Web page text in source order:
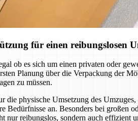
für einen reibungslosen
ob es sich um einen privaten oder
Planung über die Verpackung der
zu müssen.
die physische Umsetzung des
an. Besonders bei
nur reibungslos, sondern auch effizient